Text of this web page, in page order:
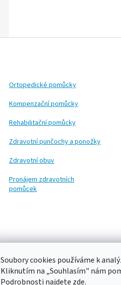
Soubory cookies používáme k
Kliknutím na „Souhlasím" nám
Podrobnosti najdete zde.
Ortopedické pomůcky
Kompenzační pomůcky
Rehabilitační pomůcky
Zdravotní punčochy a ponožky
Zdravotní obuv
Pronájem zdravotních
pomůcek